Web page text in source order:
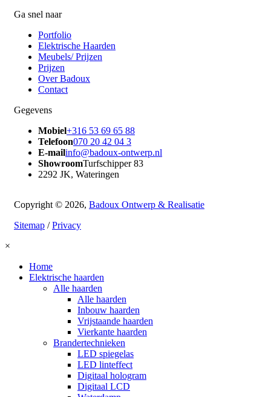
Ga snel naar
Portfolio
Elektrische Haarden
Meubels/ Prijzen
Prijzen
Over Badoux
Contact
Gegevens
Mobiel+316 53 69 65 88
Telefoon070 20 42 04 3
E-mailinfo@badoux-ontwerp.nl
ShowroomTurfschipper 83
2292 JK, Wateringen
Copyright © 2026, Badoux Ontwerp & Realisatie
Sitemap /Privacy
×
Home
Elektrische haarden
Alle haarden
Alle haarden
Inbouw haarden
Vrijstaande haarden
Vierkante haarden
Brandertechnieken
LED spiegelas
LED linteffect
Digitaal hologram
Digitaal LCD